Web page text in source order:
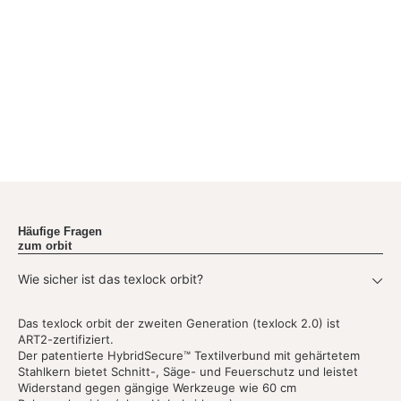
Häufige Fragen
zum orbit
Wie sicher ist das texlock orbit?
Das texlock orbit der zweiten Generation (texlock 2.0) ist
ART2-zertifiziert.
Der patentierte HybridSecure™ Textilverbund mit gehärtetem
Stahlkern bietet Schnitt-, Säge- und Feuerschutz und leistet
Widerstand gegen gängige Werkzeuge wie 60 cm